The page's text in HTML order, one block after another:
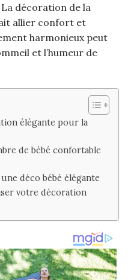
décoration de la
allier confort et
harmonieux peut
et l’humeur de
élégante pour la
de bébé confortable
déco bébé élégante
votre décoration